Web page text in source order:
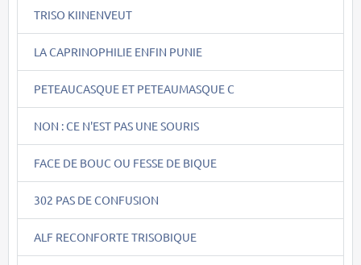
TRISO KIINENVEUT
LA CAPRINOPHILIE ENFIN PUNIE
PETEAUCASQUE ET PETEAUMASQUE C
NON : CE N'EST PAS UNE SOURIS
FACE DE BOUC OU FESSE DE BIQUE
302 PAS DE CONFUSION
ALF RECONFORTE TRISOBIQUE